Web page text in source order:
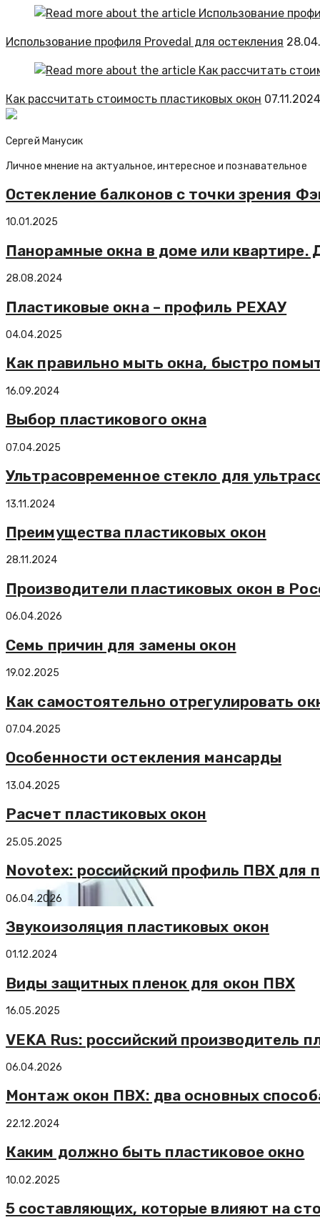
Использование профиля Provedal для остекления
Как рассчитать стоимость пластиковых окон 07.11.2024
Сергей Манусик
Личное мнение на актуальное, интересное и познавательное
Остекление балконов с точки зрения
10.01.2025
Панорамные окна в доме или квартире.
28.08.2024
Пластиковые окна – профиль РЕХАУ
04.04.2025
Как правильно мыть окна, быстро
16.09.2024
Выбор пластикового окна
07.04.2025
Ультрасовременное стекло для
13.11.2024
Преимущества пластиковых окон
28.11.2024
Производители пластиковых окон в
06.04.2026
Семь причин для замены окон
19.02.2025
Как самостоятельно отрегулировать
07.04.2025
Особенности остекления мансарды
13.04.2025
Расчет пластиковых окон
25.05.2025
Novotex: российский профиль ПВХ для
06.04.2026
Звукоизоляция пластиковых окон
01.12.2024
Виды защитных пленок для окон ПВХ
16.05.2025
VEKA Rus: российский производитель
06.04.2026
Монтаж окон ПВХ: два основных
22.12.2024
Каким должно быть пластиковое окно
10.02.2025
5 составляющих, которые влияют на